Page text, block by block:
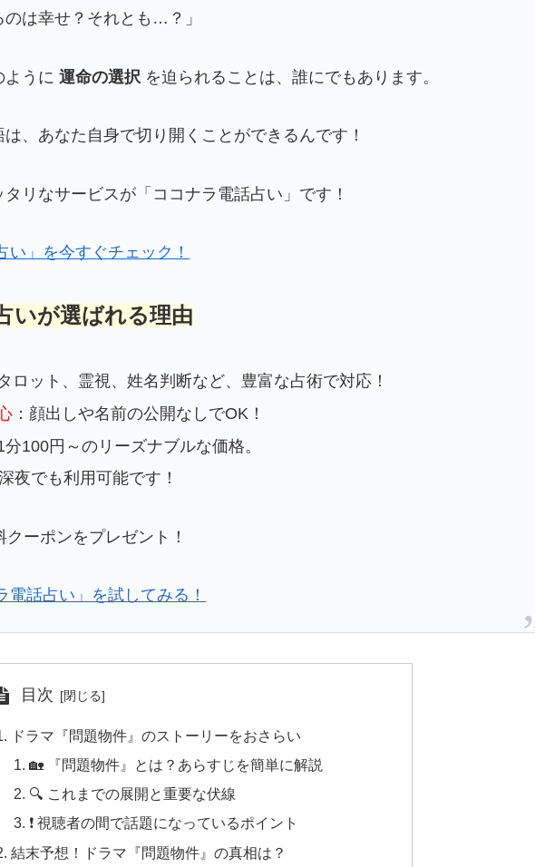
のは幸せ？それとも…？」
ように運命の選択 を迫られることは、誰にでもあります。
、あなた自身で切り開くことができるんです！
リなサービスが「ココナラ電話占い」です！
」を今すぐチェック！
いが選ばれる理由
ロット、霊視、姓名判断など、豊富な占術で対応！
：顔出しや名前の公開なしでOK！
分100円～のリーズナブルな価格。
夜でも利用可能です！
ーポンをプレゼント！
話占い」を試してみる！
目次
ドラマ『問題物件』のストーリーをおさらい
🏡 『問題物件』とは？あらすじを簡単に解説
🔍 これまでの展開と重要な伏線
❗ 視聴者の間で話題になっているポイント
結末予想！ドラマ『問題物件』の真相は？